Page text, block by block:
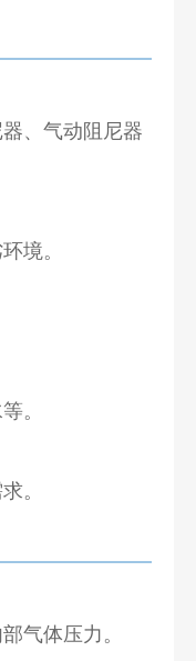
、气动阻尼器
境。
。
。
气体压力。